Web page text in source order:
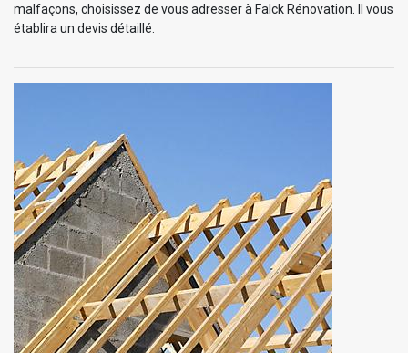
malfaçons, choisissez de vous adresser à Falck Rénovation. Il vous
établira un devis détaillé.